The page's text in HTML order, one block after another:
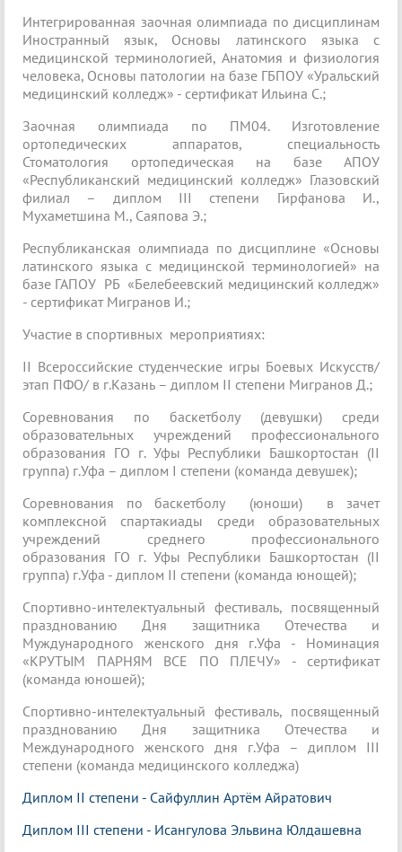
Интегрированная заочная олимпиада по дисциплинам
Иностранный язык, Основы латинского языка с
медицинской терминологией, Анатомия и физиология
человека, Основы патологии на базе ГБПОУ «Уральский
медицинский колледж» - сертификат Ильина С.;
Заочная олимпиада по ПМ04. Изготовление
ортопедических аппаратов, специальность
Стоматология ортопедическая на базе АПОУ
«Республиканский медицинский колледж» Глазовский
филиал – диплом III степени Гирфанова И.,
Мухаметшина М., Саяпова Э.;
Республиканская олимпиада по дисциплине «Основы
латинского языка с медицинской терминологией» на
базе ГАПОУ РБ «Белебеевский медицинский колледж»
- сертификат Мигранов И.;
Участие в спортивных мероприятиях:
II Всероссийские студенческие игры Боевых Искусств/
этап ПФО/ в г.Казань – диплом II степени Мигранов Д.;
Соревнования по баскетболу (девушки) среди
образовательных учреждений профессионального
образования ГО г. Уфы Республики Башкортостан (II
группа) г.Уфа – диплом I степени (команда девушек);
Соревнования по баскетболу (юноши) в зачет
комплексной спартакиады среди образовательных
учреждений среднего профессионального
образования ГО г. Уфы Республики Башкортостан (II
группа) г.Уфа - диплом II степени (команда юнощей);
Спортивно-интелектуальный фестиваль, посвященный
празднованию Дня защитника Отечества и
Муждународного женского дня г.Уфа - Номинация
«КРУТЫМ ПАРНЯМ ВСЕ ПО ПЛЕЧУ» - сертификат
(команда юношей);
Спортивно-интелектуальный фестиваль, посвященный
празднованию Дня защитника Отечества и
Международного женского дня г.Уфа – диплом III
степени (команда медицинского колледжа)
Диплом II степени - Сайфуллин Артём Айратович
Диплом III степени - Исангулова Эльвина Юлдашевна